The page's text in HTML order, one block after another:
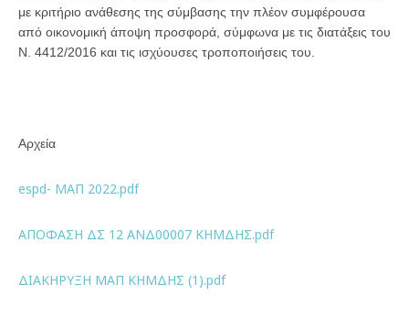
με κριτήριο ανάθεσης της σύμβασης την πλέον συμφέρουσα
από οικονομική άποψη προσφορά, σύμφωνα με τις διατάξεις του
Ν. 4412/2016 και τις ισχύουσες τροποποιήσεις του.
Αρχεία
espd- ΜΑΠ 2022.pdf
ΑΠΟΦΑΣΗ ΔΣ 12 ΑΝΔ00007 ΚΗΜΔΗΣ.pdf
ΔΙΑΚΗΡΥΞΗ ΜΑΠ ΚΗΜΔΗΣ (1).pdf